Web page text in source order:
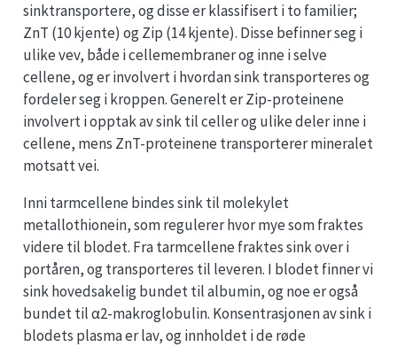
sinktransportere, og disse er klassifisert i to familier;
ZnT (10 kjente) og Zip (14 kjente). Disse befinner seg i
ulike vev, både i cellemembraner og inne i selve
cellene, og er involvert i hvordan sink transporteres og
fordeler seg i kroppen. Generelt er Zip-proteinene
involvert i opptak av sink til celler og ulike deler inne i
cellene, mens ZnT-proteinene transporterer mineralet
motsatt vei.
Inni tarmcellene bindes sink til molekylet
metallothionein, som regulerer hvor mye som fraktes
videre til blodet. Fra tarmcellene fraktes sink over i
portåren, og transporteres til leveren. I blodet finner vi
sink hovedsakelig bundet til albumin, og noe er også
bundet til α2-makroglobulin. Konsentrasjonen av sink i
blodets plasma er lav, og innholdet i de røde